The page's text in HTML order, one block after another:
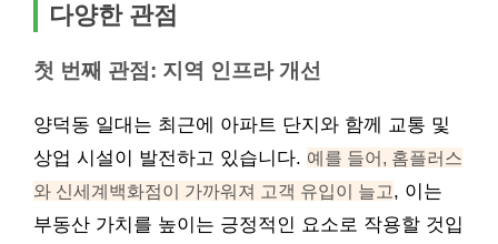
다양한 관점
첫 번째 관점: 지역 인프라 개선
양덕동 일대는 최근에 아파트 단지와 함께 교통 및
상업 시설이 발전하고 있습니다. 예를 들어, 홈플러스
와 신세계백화점이 가까워져 고객 유입이 늘고, 이는
부동산 가치를 높이는 긍정적인 요소로 작용할 것입